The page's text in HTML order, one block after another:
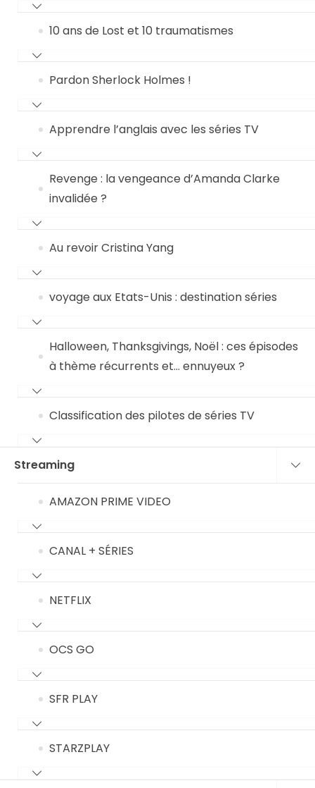
10 ans de Lost et 10 traumatismes
Pardon Sherlock Holmes !
Apprendre l’anglais avec les séries TV
Revenge : la vengeance d’Amanda Clarke
invalidée ?
Au revoir Cristina Yang
voyage aux Etats-Unis : destination séries
Halloween, Thanksgivings, Noël : ces épisodes
à thème récurrents et… ennuyeux ?
Classification des pilotes de séries TV
Streaming
AMAZON PRIME VIDEO
CANAL + SÉRIES
NETFLIX
OCS GO
SFR PLAY
STARZPLAY